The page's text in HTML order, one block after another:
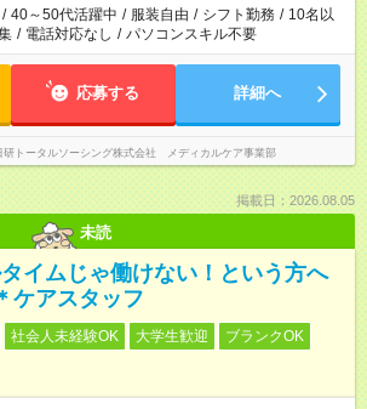
ません。
/ 40～50代活躍中 / 服装自由 / シフト勤務 / 10名以
/ 電話対応なし / パソコンスキル不要
応募する 詳細へ
研トータルソーシング株式会社 メディカルケア事業部
掲載日：2026.08.05
未読
タイムじゃ働けない！という方へ
ケアスタッフ
社会人未経験OK 大学生歓迎
ブランクOK